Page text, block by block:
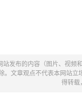
站发布的内容（图片、视频
。文章观点不代表本网站
得转载